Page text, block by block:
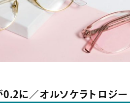
に／オルソケラトロジー